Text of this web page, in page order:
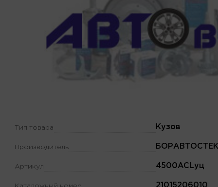
Тип товара Кузов
Производитель
Артикул 4500ACLуц
21015206010